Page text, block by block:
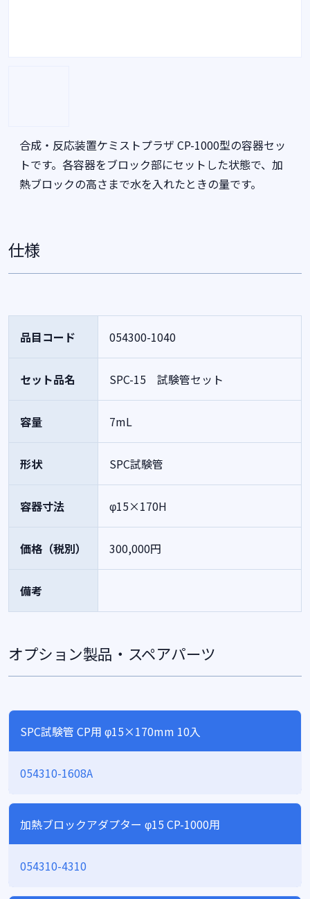
合成・反応装置ケミストプラザ CP-1000型の容器セッ
トです。各容器をブロック部にセットした状態で、加
熱ブロックの高さまで水を入れたときの量です。
仕様
品目コード 054300-1040
セット品名 SPC-15 試験管セット
容量 7mL
形状 SPC試験管
容器寸法 φ15×170H
価格（税別） 300,000円
備考
オプション製品・スペアパーツ
SPC試験管 CP用 φ15×170mm 10入
054310-1608A
加熱ブロックアダプター φ15 CP-1000用
054310-4310